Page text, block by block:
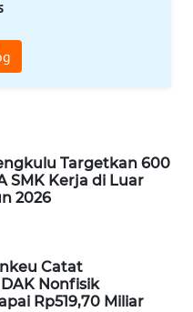
Targetkan 600
SMK Kerja di Luar
2026
Catat
Nonfisik
Rp519,70 Miliar